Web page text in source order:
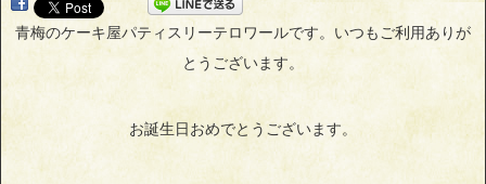
青梅のケーキ屋パティスリーテロワールです。いつもご利用ありが
とうございます。
お誕生日おめでとうございます。